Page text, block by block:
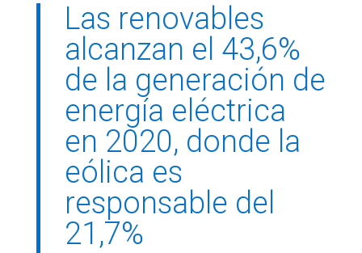
Las renovables
alcanzan el 43,6%
de la generación de
energía eléctrica
en 2020, donde la
eólica es
responsable del
21,7%